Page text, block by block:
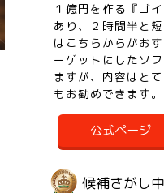
１億円を作る『ゴ
あり、２時間半と
はこちらからがお
ーゲットにしたソ
ますが、内容はと
もお勧めできます。
公式ページ
候補さがし中